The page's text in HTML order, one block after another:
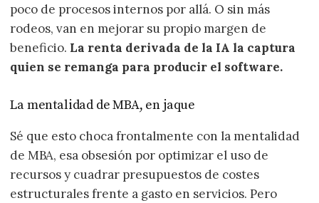
poco de procesos internos por allá. O sin más
rodeos, van en mejorar su propio margen de
beneficio. La renta derivada de la IA la captura
quien se remanga para producir el software.
La mentalidad de MBA, en jaque
Sé que esto choca frontalmente con la mentalidad
de MBA, esa obsesión por optimizar el uso de
recursos y cuadrar presupuestos de costes
estructurales frente a gasto en servicios. Pero